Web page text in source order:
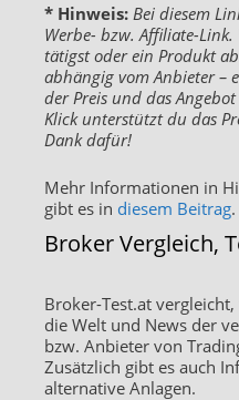
* Hinweis: Bei diesem
Werbe- bzw. Affiliate-
tätigst oder ein Produkt
abhängig vom Anbieter –
der Preis und das
Klick unterstützt du das
Dank dafür!
Mehr Informationen in
gibt es in diesem Beitrag.
Broker Vergleich,
Broker-Test.at
die Welt und News der
bzw. Anbieter von
Zusätzlich gibt es auch
alternative Anlagen.